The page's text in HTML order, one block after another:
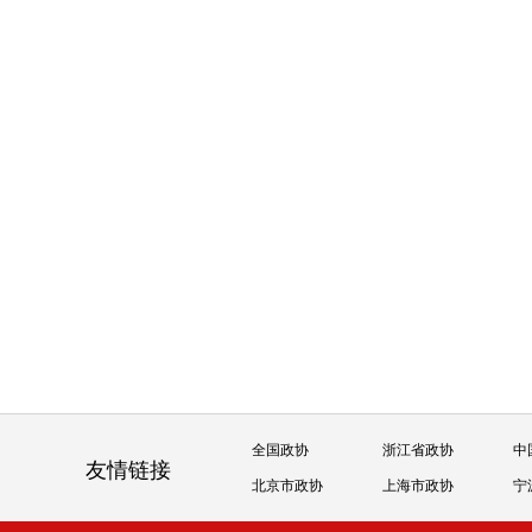
友情链接
全国政协 浙江省政协 中
北京市政协 上海市政协 宁